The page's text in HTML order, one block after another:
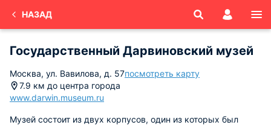
НАЗАД
Государственный Дарвиновский музей
Москва, ул. Вавилова, д. 57посмотреть карту
7.9 км до центра города
www.darwin.museum.ru
Музей состоит из двух корпусов, один из которых был